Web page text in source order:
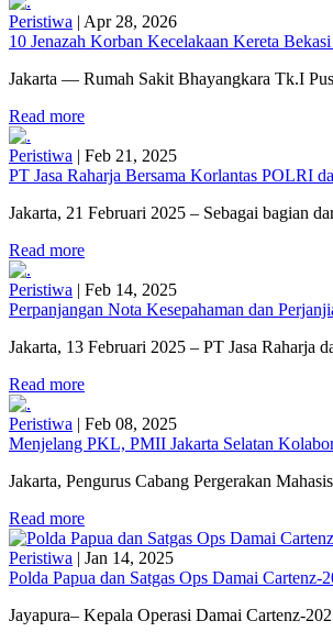
Peristiwa | Apr 28, 2026
10 Jenazah Korban Kecelakaan Kereta
Jakarta — Rumah Sakit Bhayangkara Tk.I
Read more
Peristiwa | Feb 21, 2025
PT Jasa Raharja Bersama Korlantas POLRI
Jakarta, 21 Februari 2025 – Sebagai bagian
Read more
Peristiwa | Feb 14, 2025
Perpanjangan Nota Kesepahaman dan
Jakarta, 13 Februari 2025 – PT Jasa Raharja
Read more
Peristiwa | Feb 08, 2025
Menjelang PKL, PMII Jakarta Selatan
Jakarta, Pengurus Cabang Pergerakan
Read more
Peristiwa | Jan 14, 2025
Polda Papua dan Satgas Ops Damai
Jayapura– Kepala Operasi Damai Cartenz-